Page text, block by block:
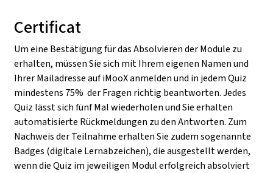
Certificat
Um eine Bestätigung für das Absolvieren der Module zu
erhalten, müssen Sie sich mit Ihrem eigenen Namen und
Ihrer Mailadresse auf iMooX anmelden und in jedem Quiz
mindestens 75% der Fragen richtig beantworten. Jedes
Quiz lässt sich fünf Mal wiederholen und Sie erhalten
automatisierte Rückmeldungen zu den Antworten. Zum
Nachweis der Teilnahme erhalten Sie zudem sogenannte
Badges (digitale Lernabzeichen), die ausgestellt werden,
wenn die Quiz im jeweiligen Modul erfolgreich absolviert